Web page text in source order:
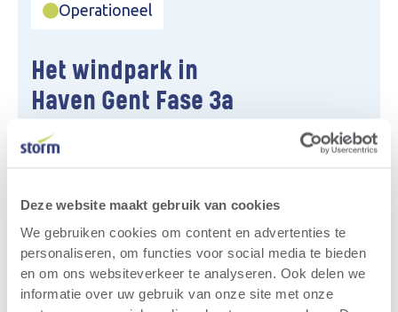
Deze website maakt gebruik van cookies
We gebruiken cookies om content en advertenties te
personaliseren, om functies voor social media te bieden
en om ons websiteverkeer te analyseren. Ook delen we
informatie over uw gebruik van onze site met onze
Operationeel
Het windpark in
Haven Gent Fase 3a
Het Storm-windpark Haven Gent Fase 3a
windproject Haven Gent omvat in totaal 11
windturbines, waarvan deze drie fase 3a
vertegenwoordigen.